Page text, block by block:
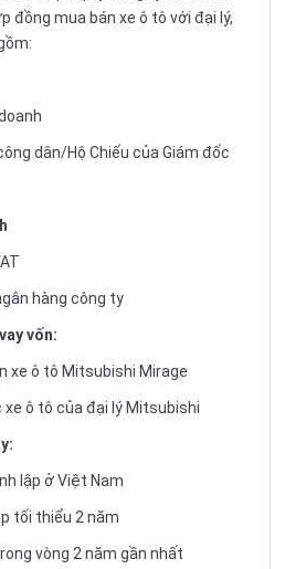
đồng mua bán xe ô tô với đại lý,
dân/Hộ Chiếu của Giám đốc
hàng công ty
vốn:
xe ô tô Mitsubishi Mirage
ô tô của đại lý Mitsubishi
lập ở Việt Nam
tối thiểu 2 năm
vòng 2 năm gần nhất